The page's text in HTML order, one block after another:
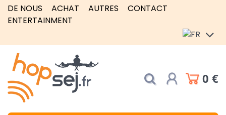
DE NOUS ACHAT AUTRES
CONTACT
ENTERTAINMENT
0 €